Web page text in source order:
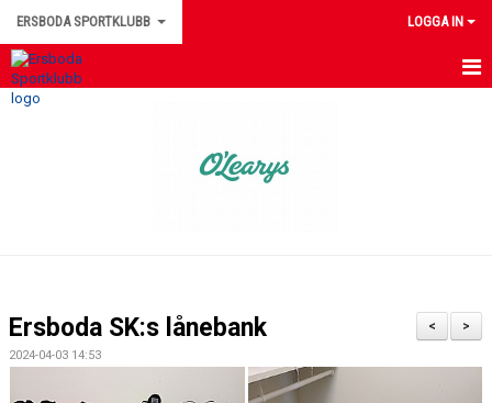
ERSBODA SPORTKLUBB LOGGA IN
HEM
ERSBODA SK STYRELSE
>
<
Ersboda SK:s lånebank
2024-04-03 14:53